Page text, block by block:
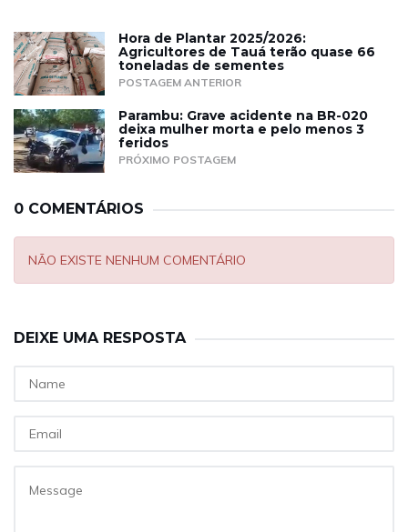
Hora de Plantar 2025/2026:
Agricultores de Tauá terão quase 66
toneladas de sementes
POSTAGEM ANTERIOR
Parambu: Grave acidente na BR-020
deixa mulher morta e pelo menos 3
feridos
PRÓXIMO POSTAGEM
0 COMENTÁRIOS
NÃO EXISTE NENHUM COMENTÁRIO
DEIXE UMA RESPOSTA